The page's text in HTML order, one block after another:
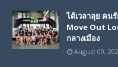
ได้เวลาลุย คน
Move Out
กลางเมือง
August 09,